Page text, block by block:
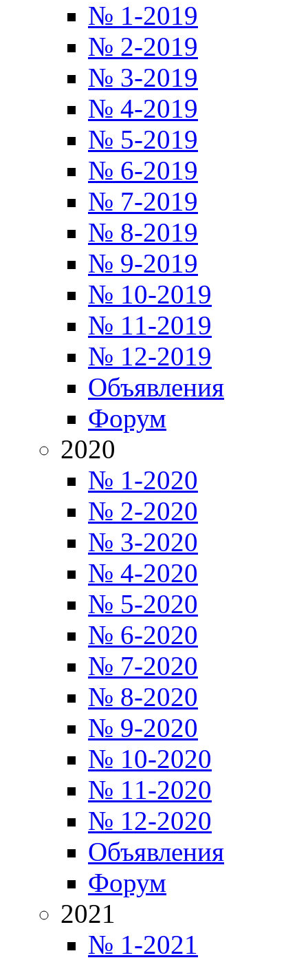
№ 1-2019
№ 2-2019
№ 3-2019
№ 4-2019
№ 5-2019
№ 6-2019
№ 7-2019
№ 8-2019
№ 9-2019
№ 10-2019
№ 11-2019
№ 12-2019
Объявления
Форум
2020
№ 1-2020
№ 2-2020
№ 3-2020
№ 4-2020
№ 5-2020
№ 6-2020
№ 7-2020
№ 8-2020
№ 9-2020
№ 10-2020
№ 11-2020
№ 12-2020
Объявления
Форум
2021
№ 1-2021